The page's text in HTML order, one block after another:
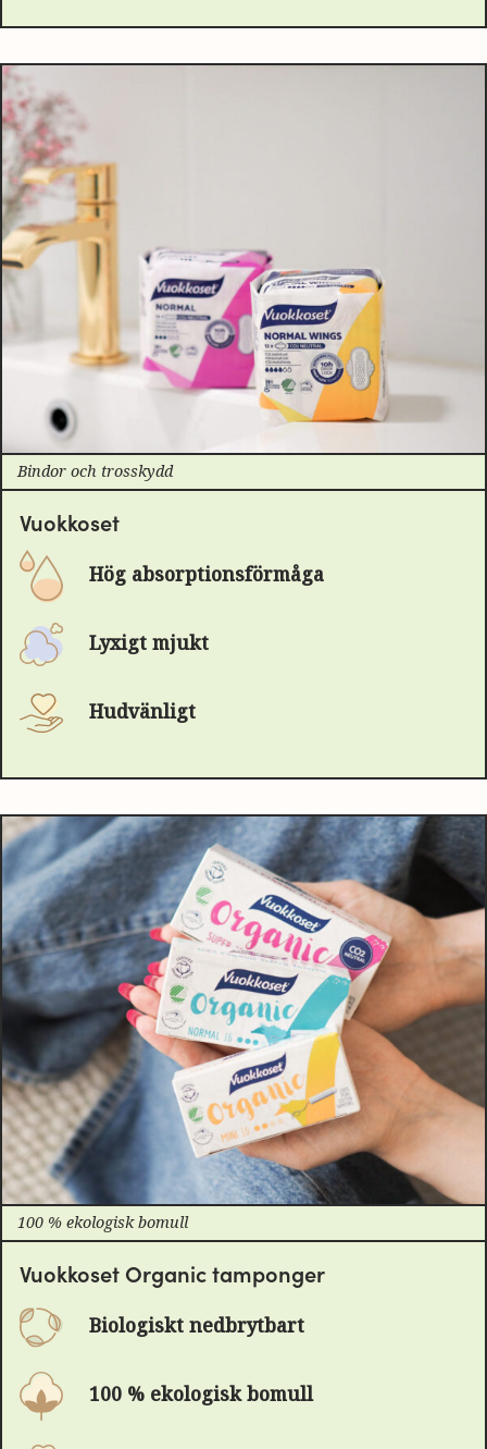
Bindor och trosskydd
Vuokkoset
Hög absorptionsförmåga
Lyxigt mjukt
Hudvänligt
100 % ekologisk bomull
Vuokkoset Organic tamponger
Biologiskt nedbrytbart
100 % ekologisk bomull